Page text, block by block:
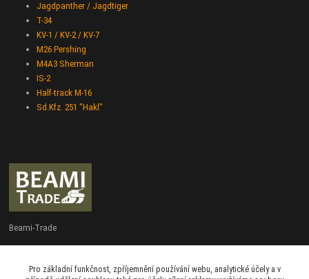
Jagdpanther / Jagdtiger
T-34
KV-1 / KV-2 / KV-7
M26 Pershing
M4A3 Sherman
IS-2
Half-track M-16
Sd.Kfz. 251 "Hakl"
Beami-Trade
+420 775 427 778
Po - Pá 9:00 - 16:00
Pro základní funkčnost, zpříjemnění používání webu, analytické účely a v